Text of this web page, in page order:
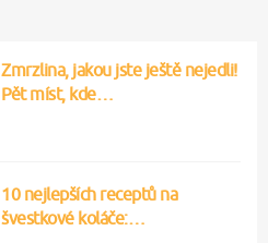
Zmrzlina, jakou jste ještě nejedli!
Pět míst, kde…
10 nejlepších receptů na
švestkové koláče:…